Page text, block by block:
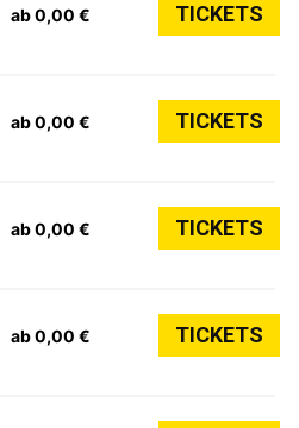
ab 0,00 € TICKETS
ab 0,00 € TICKETS
ab 0,00 € TICKETS
ab 0,00 € TICKETS